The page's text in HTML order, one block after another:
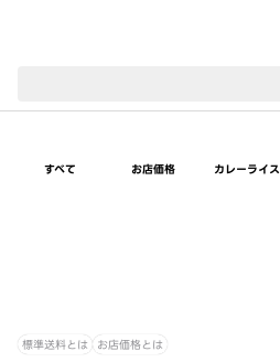
すべて お店価格 カレーライス
標準送料とは お店価格とは